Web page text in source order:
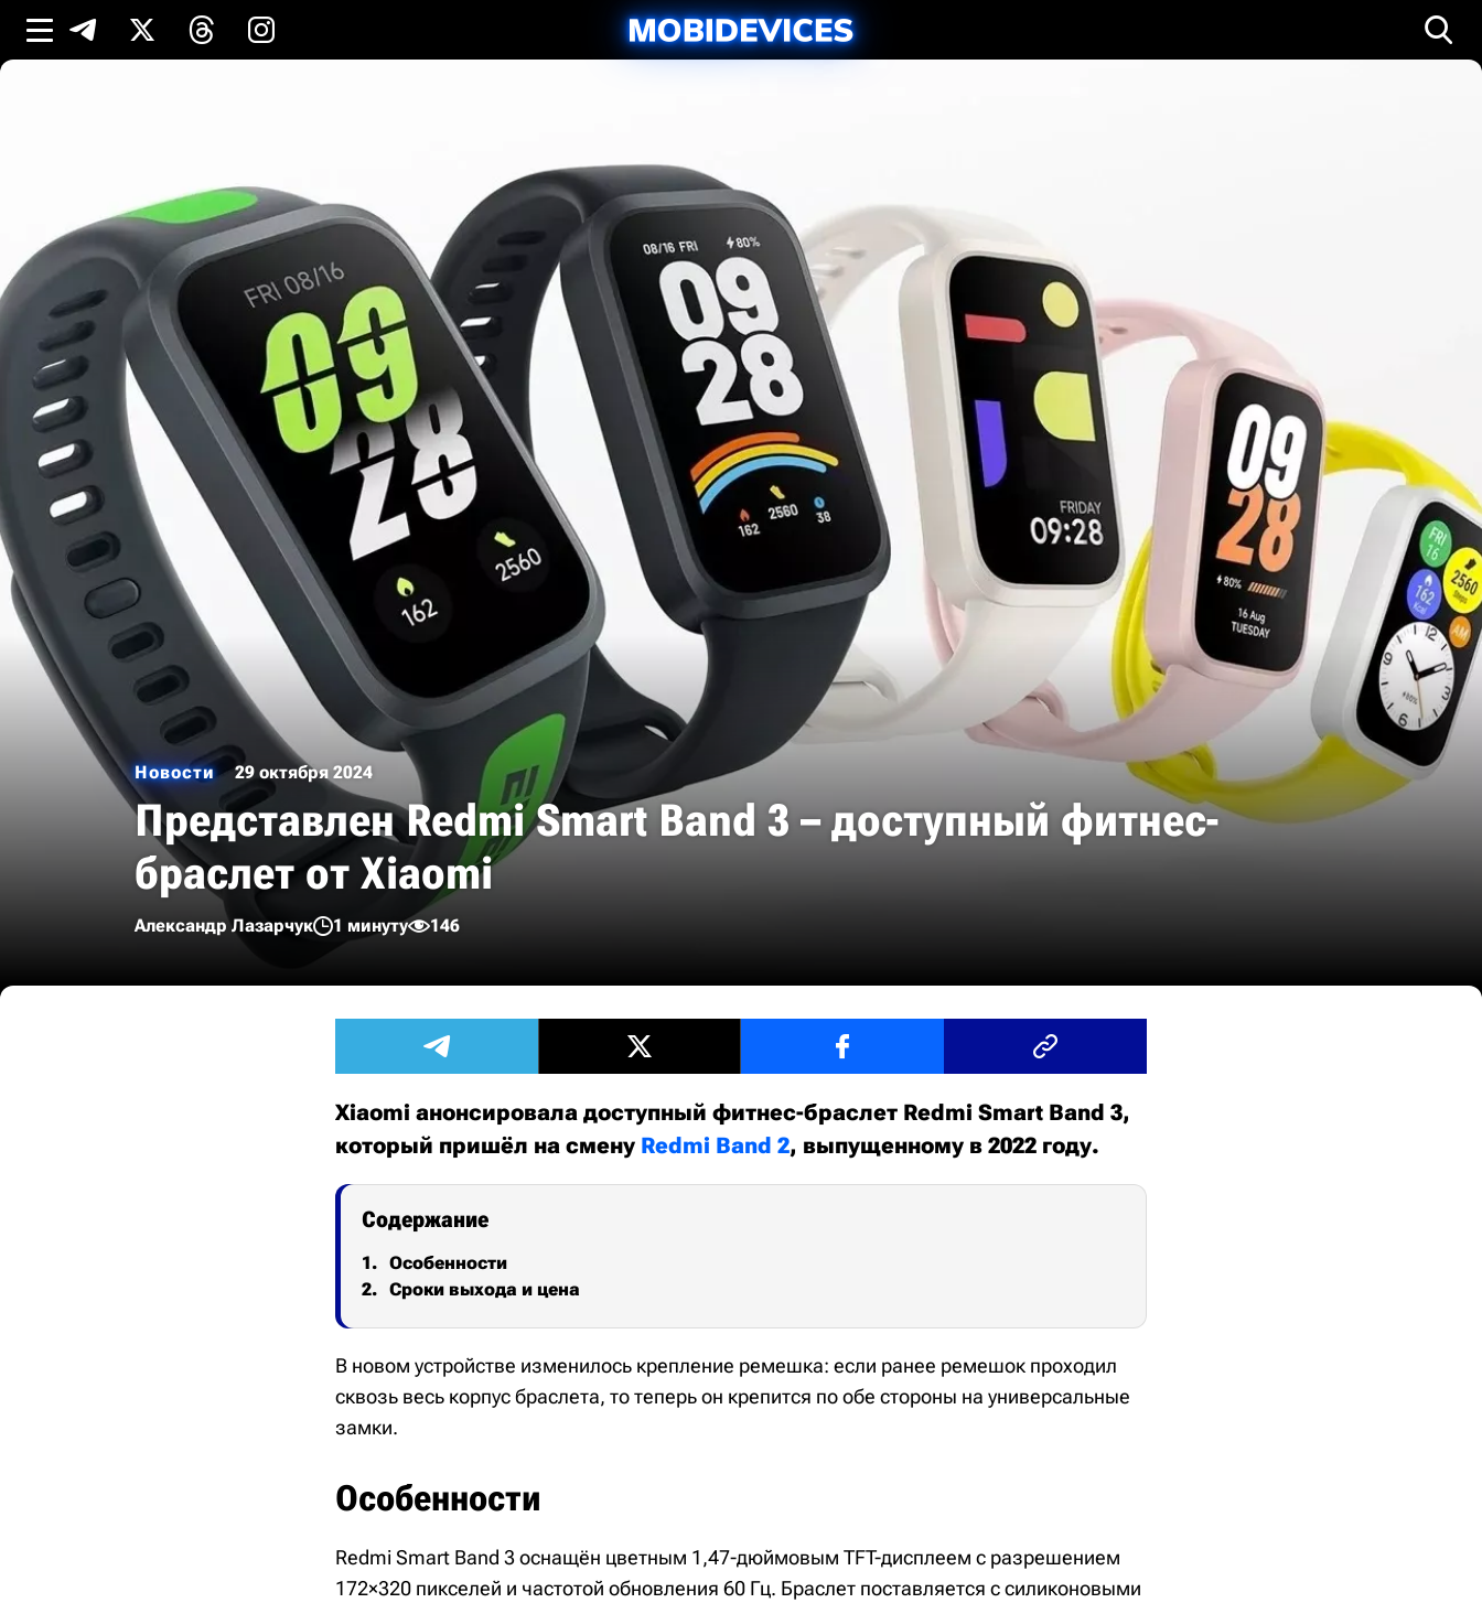
Новости 29 октября 2024
Представлен Redmi Smart Band 3 – доступный фитнес-
браслет от Xiaomi
Александр Лазарчук 1 минуту 146
Xiaomi анонсировала доступный фитнес-браслет Redmi Smart Band 3,
который пришёл на смену Redmi Band 2, выпущенному в 2022 году.
Содержание
Особенности
Сроки выхода и цена
В новом устройстве изменилось крепление ремешка: если ранее ремешок проходил
сквозь весь корпус браслета, то теперь он крепится по обе стороны на универсальные
замки.
Особенности
Redmi Smart Band 3 оснащён цветным 1,47-дюймовым TFT-дисплеем с разрешением
172×320 пикселей и частотой обновления 60 Гц. Браслет поставляется с силиконовыми